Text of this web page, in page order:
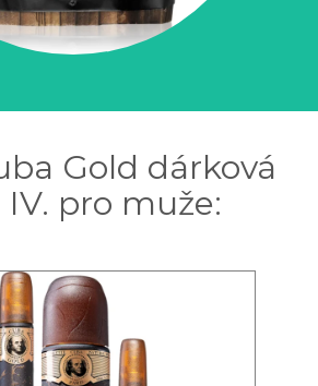
Gold dárková
IV. pro muže: